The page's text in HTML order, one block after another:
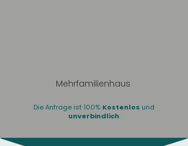
Mehrfamilienhaus
Die Anfrage ist 100% Kostenlos und
unverbindlich.